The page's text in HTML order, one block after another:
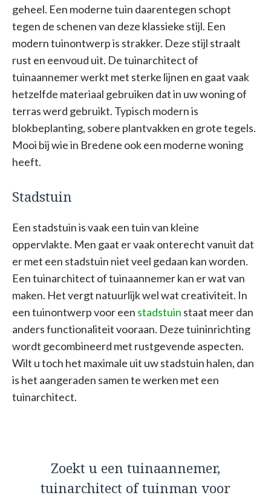
geheel. Een moderne tuin daarentegen schopt
tegen de schenen van deze klassieke stijl. Een
modern tuinontwerp is strakker. Deze stijl straalt
rust en eenvoud uit. De tuinarchitect of
tuinaannemer werkt met sterke lijnen en gaat vaak
hetzelfde materiaal gebruiken dat in uw woning of
terras werd gebruikt. Typisch modern is
blokbeplanting, sobere plantvakken en grote tegels.
Mooi bij wie in Bredene ook een moderne woning
heeft.
Stadstuin
Een stadstuin is vaak een tuin van kleine
oppervlakte. Men gaat er vaak onterecht vanuit dat
er met een stadstuin niet veel gedaan kan worden.
Een tuinarchitect of tuinaannemer kan er wat van
maken. Het vergt natuurlijk wel wat creativiteit. In
een tuinontwerp voor een stadstuin staat meer dan
anders functionaliteit vooraan. Deze tuininrichting
wordt gecombineerd met rustgevende aspecten.
Wilt u toch het maximale uit uw stadstuin halen, dan
is het aangeraden samen te werken met een
tuinarchitect.
Zoekt u een tuinaannemer,
tuinarchitect of tuinman voor